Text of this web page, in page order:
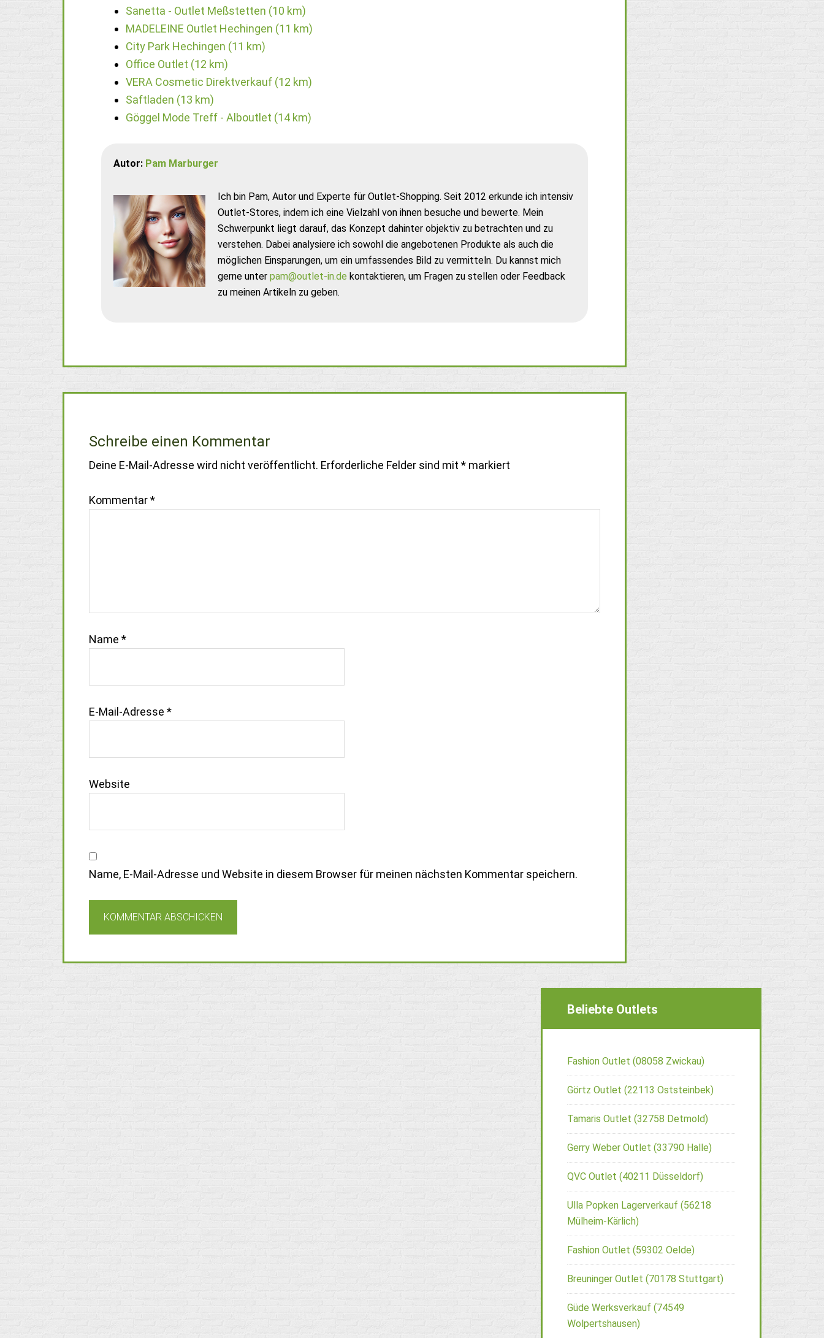
Sanetta - Outlet Meßstetten (10 km)
MADELEINE Outlet Hechingen (11 km)
City Park Hechingen (11 km)
Office Outlet (12 km)
VERA Cosmetic Direktverkauf (12 km)
Saftladen (13 km)
Göggel Mode Treff - Alboutlet (14 km)
Autor: Pam Marburger
Ich bin Pam, Autor und Experte für Outlet-Shopping. Seit 2012 erkunde ich intensiv
Outlet-Stores, indem ich eine Vielzahl von ihnen besuche und bewerte. Mein
Schwerpunkt liegt darauf, das Konzept dahinter objektiv zu betrachten und zu
verstehen. Dabei analysiere ich sowohl die angebotenen Produkte als auch die
möglichen Einsparungen, um ein umfassendes Bild zu vermitteln. Du kannst mich
gerne unter pam@outlet-in.de kontaktieren, um Fragen zu stellen oder Feedback
zu meinen Artikeln zu geben.
Schreibe einen Kommentar
Deine E-Mail-Adresse wird nicht veröffentlicht. Erforderliche Felder sind mit * markiert
Kommentar*
Name *
E-Mail-Adresse *
Website
Name, E-Mail-Adresse und Website in diesem Browser für meinen nächsten Kommentar speichern.
Beliebte Outlets
Fashion Outlet (08058 Zwickau)
Görtz Outlet (22113 Oststeinbek)
Tamaris Outlet (32758 Detmold)
Gerry Weber Outlet (33790 Halle)
QVC Outlet (40211 Düsseldorf)
Ulla Popken Lagerverkauf (56218
Mülheim-Kärlich)
Fashion Outlet (59302 Oelde)
Breuninger Outlet (70178 Stuttgart)
Güde Werksverkauf (74549
Wolpertshausen)